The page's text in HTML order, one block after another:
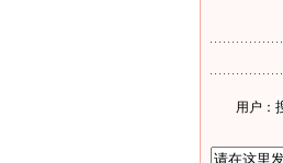
用户：